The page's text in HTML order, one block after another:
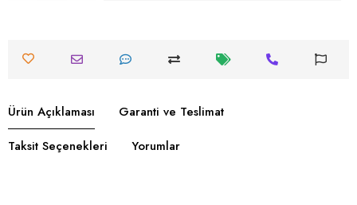
Ürün Açıklaması
Garanti ve Teslimat
Taksit Seçenekleri
Yorumlar